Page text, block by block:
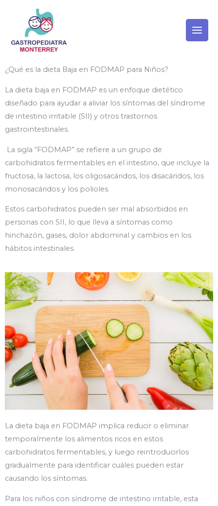
contenido
¿Qué es la dieta Baja en FODMAP para Niños?
La dieta baja en FODMAP es un enfoque dietético
diseñado para ayudar a aliviar los síntomas del síndrome
de intestino irritable (SII) y otros trastornos
gastrointestinales.
La sigla “FODMAP” se refiere a un grupo de
carbohidratos fermentables en el intestino, que incluye la
fructosa, la lactosa, los oligosacáridos, los disacáridos, los
monosacáridos y los polioles.
Estos carbohidratos pueden ser mal absorbidos en
personas con SII, lo que lleva a síntomas como
hinchazón, gases, dolor abdominal y cambios en los
hábitos intestinales.
La dieta baja en FODMAP implica reducir o eliminar
temporalmente los alimentos ricos en estos
carbohidratos fermentables, y luego reintroducirlos
gradualmente para identificar cuáles pueden estar
causando los síntomas.
Para los niños con síndrome de intestino irritable, esta